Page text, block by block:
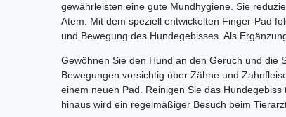
gewährleisten eine gute Mundhygiene. Sie
Atem. Mit dem speziell entwickelten Finger-Pad
und Bewegung des Hundegebisses. Als
Gewöhnen Sie den Hund an den Geruch und die
Bewegungen vorsichtig über Zähne und
einem neuen Pad. Reinigen Sie das
hinaus wird ein regelmäßiger Besuch beim